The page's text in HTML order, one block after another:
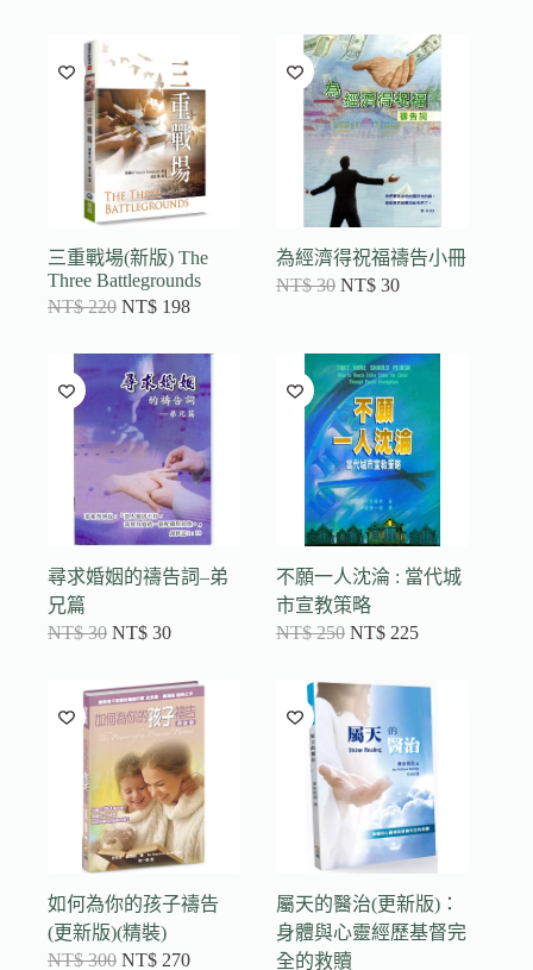
三重戰場(新版) The
Three Battlegrounds
NT$220 NT$ 198
為經濟得祝福禱告小冊
NT$30 NT$ 30
尋求婚姻的禱告詞–弟
兄篇
NT$30 NT$ 30
不願一人沈淪 : 當代城
市宣教策略
NT$250 NT$ 225
如何為你的孩子禱告
(更新版)(精裝)
NT$300 NT$ 270
屬天的醫治(更新版)：
身體與心靈經歷基督完
全的救贖